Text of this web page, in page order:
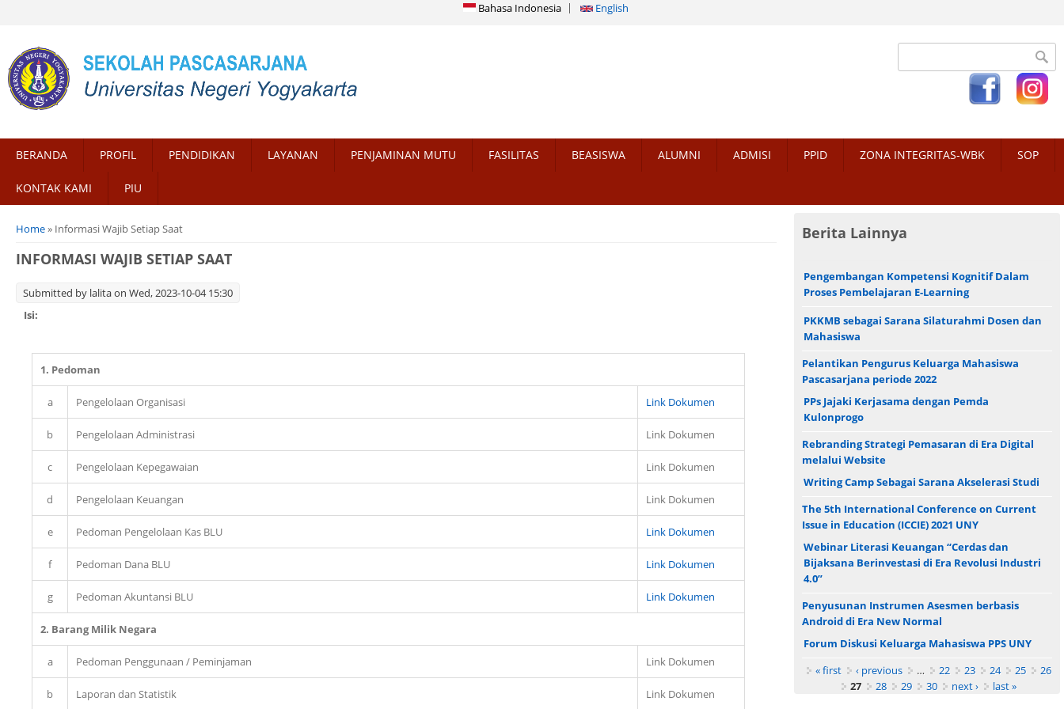
Bahasa Indonesia English
Search form
BERANDA PROFIL PENDIDIKAN LAYANAN PENJAMINAN MUTU FASILITAS BEASISWA ALUMNI ADMISI PPID ZONA INTEGRITAS-WBK SOP
KONTAK KAMI PIU
You are here
Home» Informasi Wajib Setiap Saat
INFORMASI WAJIB SETIAP SAAT
Submitted by lalitaon Wed, 2023-10-04 15:30
Isi:
1. Pedoman
a Pengelolaan Organisasi Link Dokumen
b Pengelolaan Administrasi Link Dokumen
c Pengelolaan Kepegawaian Link Dokumen
d Pengelolaan Keuangan Link Dokumen
e Pedoman Pengelolaan Kas BLU Link Dokumen
f Pedoman Dana BLU Link Dokumen
g Pedoman Akuntansi BLU Link Dokumen
2. Barang Milik Negara
a Pedoman Penggunaan / Peminjaman Link Dokumen
b Laporan dan Statistik Link Dokumen
Berita Lainnya
Pengembangan Kompetensi Kognitif Dalam
Proses Pembelajaran E-Learning
PKKMB sebagai Sarana Silaturahmi Dosen dan
Mahasiswa
Pelantikan Pengurus Keluarga Mahasiswa
Pascasarjana periode 2022
PPs Jajaki Kerjasama dengan Pemda
Kulonprogo
Rebranding Strategi Pemasaran di Era Digital
melalui Website
Writing Camp Sebagai Sarana Akselerasi Studi
The 5th International Conference on Current
Issue in Education (ICCIE) 2021 UNY
Webinar Literasi Keuangan “Cerdas dan
Bijaksana Berinvestasi di Era Revolusi Industri
4.0”
Penyusunan Instrumen Asesmen berbasis
Android di Era New Normal
Forum Diskusi Keluarga Mahasiswa PPS UNY
Pages
« first ‹ previous … 22 23 24 25
26
27
28 29 30 next › last »